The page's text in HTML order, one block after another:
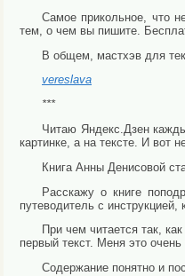
Самое прикольное, что
тем, о чем вы пишите.
В общем, мастхэв для
vereslava
***
Читаю Яндекс.Дзен
картинке, а на тексте. И вот
Книга Анны Денисовой
Расскажу о книге
путеводитель с инструкцией,
При чем читается так,
первый текст. Меня это
Содержание понятно и